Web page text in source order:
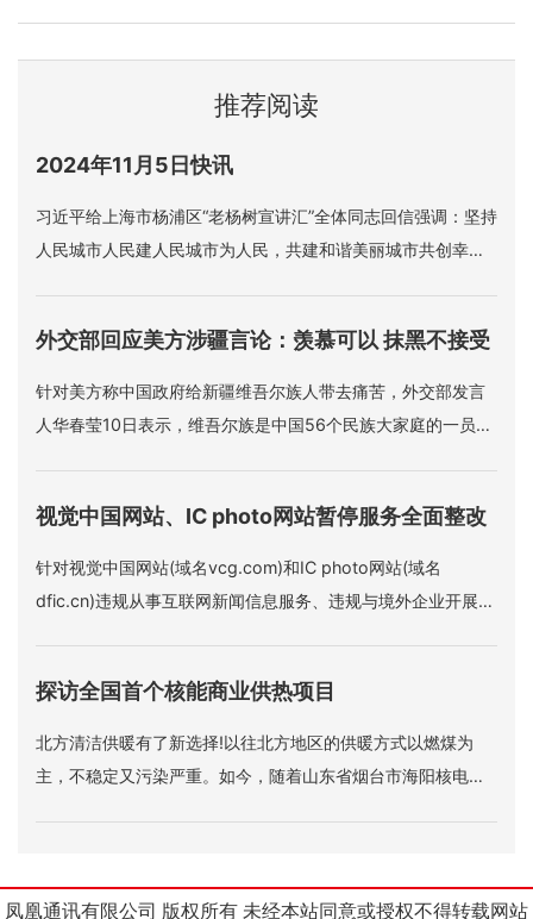
推荐阅读
2024年11月5日快讯
习近平给上海市杨浦区“老杨树宣讲汇”全体同志回信强调：坚持
人民城市人民建人民城市为人民，共建和谐美丽城市共创幸福
外交部回应美方涉疆言论：羡慕可以 抹黑不接受
针对美方称中国政府给新疆维吾尔族人带去痛苦，外交部发言
人华春莹10日表示，维吾尔族是中国56个民族大家庭的一员，
是可以理解的，但是如果美方造谣、抹黑、污蔑，这是不能接
受的。
视觉中国网站、IC photo网站暂停服务全面整改
针对视觉中国网站(域名vcg.com)和IC photo网站(域名
dfic.cn)违规从事互联网新闻信息服务、违规与境外企业开展涉
行为。两家网站即日起暂停服务全面整改。
探访全国首个核能商业供热项目
北方清洁供暖有了新选择!以往北方地区的供暖方式以燃煤为
主，不稳定又污染严重。如今，随着山东省烟台市海阳核电厂
凤凰通讯有限公司 版权所有 未经本站同意或授权不得转载网站